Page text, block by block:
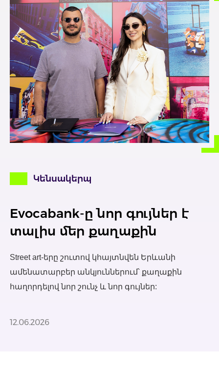
Կենսակերպ
Evocabank-ը նոր գույներ է
տալիս մեր քաղաքին
Street art-երը շուտով կհայտնվեն Երևանի
ամենատարբեր անկյուններում՝ քաղաքին
հաղորդելով նոր շունչ և նոր գույներ:
12.06.2026